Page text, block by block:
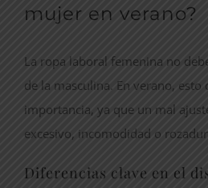
mujer en verano?
La ropa laboral femenina no
de la masculina. En verano, esto
importancia, ya que un mal
excesivo, incomodidad o
Diferencias clave en el